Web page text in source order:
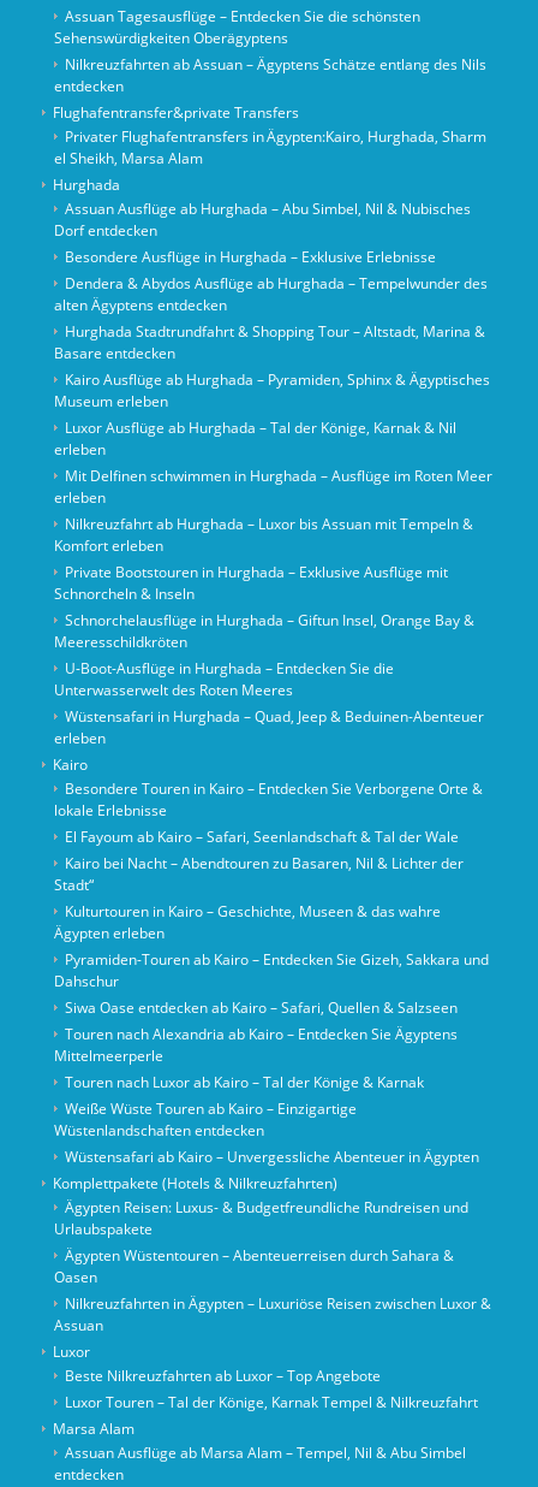
Assuan Tagesausflüge – Entdecken Sie die schönsten
Sehenswürdigkeiten Oberägyptens
Nilkreuzfahrten ab Assuan – Ägyptens Schätze entlang des Nils
entdecken
Flughafentransfer&private Transfers
Privater Flughafentransfers in Ägypten:Kairo, Hurghada, Sharm
el Sheikh, Marsa Alam
Hurghada
Assuan Ausflüge ab Hurghada – Abu Simbel, Nil & Nubisches
Dorf entdecken
Besondere Ausflüge in Hurghada – Exklusive Erlebnisse
Dendera & Abydos Ausflüge ab Hurghada – Tempelwunder des
alten Ägyptens entdecken
Hurghada Stadtrundfahrt & Shopping Tour – Altstadt, Marina &
Basare entdecken
Kairo Ausflüge ab Hurghada – Pyramiden, Sphinx & Ägyptisches
Museum erleben
Luxor Ausflüge ab Hurghada – Tal der Könige, Karnak & Nil
erleben
Mit Delfinen schwimmen in Hurghada – Ausflüge im Roten Meer
erleben
Nilkreuzfahrt ab Hurghada – Luxor bis Assuan mit Tempeln &
Komfort erleben
Private Bootstouren in Hurghada – Exklusive Ausflüge mit
Schnorcheln & Inseln
Schnorchelausflüge in Hurghada – Giftun Insel, Orange Bay &
Meeresschildkröten
U-Boot-Ausflüge in Hurghada – Entdecken Sie die
Unterwasserwelt des Roten Meeres
Wüstensafari in Hurghada – Quad, Jeep & Beduinen-Abenteuer
erleben
Kairo
Besondere Touren in Kairo – Entdecken Sie Verborgene Orte &
lokale Erlebnisse
El Fayoum ab Kairo – Safari, Seenlandschaft & Tal der Wale
Kairo bei Nacht – Abendtouren zu Basaren, Nil & Lichter der
Stadt“
Kulturtouren in Kairo – Geschichte, Museen & das wahre
Ägypten erleben
Pyramiden-Touren ab Kairo – Entdecken Sie Gizeh, Sakkara und
Dahschur
Siwa Oase entdecken ab Kairo – Safari, Quellen & Salzseen
Touren nach Alexandria ab Kairo – Entdecken Sie Ägyptens
Mittelmeerperle
Touren nach Luxor ab Kairo – Tal der Könige & Karnak
Weiße Wüste Touren ab Kairo – Einzigartige
Wüstenlandschaften entdecken
Wüstensafari ab Kairo – Unvergessliche Abenteuer in Ägypten
Komplettpakete (Hotels & Nilkreuzfahrten)
Ägypten Reisen: Luxus- & Budgetfreundliche Rundreisen und
Urlaubspakete
Ägypten Wüstentouren – Abenteuerreisen durch Sahara &
Oasen
Nilkreuzfahrten in Ägypten – Luxuriöse Reisen zwischen Luxor &
Assuan
Luxor
Beste Nilkreuzfahrten ab Luxor – Top Angebote
Luxor Touren – Tal der Könige, Karnak Tempel & Nilkreuzfahrt
Marsa Alam
Assuan Ausflüge ab Marsa Alam – Tempel, Nil & Abu Simbel
entdecken